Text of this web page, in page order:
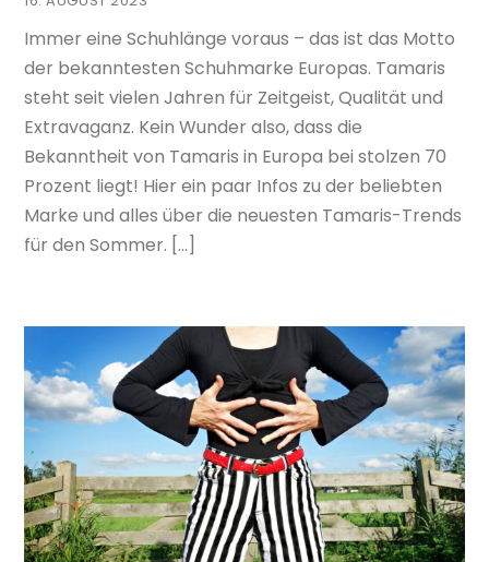
Immer eine Schuhlänge voraus – das ist das Motto
der bekanntesten Schuhmarke Europas. Tamaris
steht seit vielen Jahren für Zeitgeist, Qualität und
Extravaganz. Kein Wunder also, dass die
Bekanntheit von Tamaris in Europa bei stolzen 70
Prozent liegt! Hier ein paar Infos zu der beliebten
Marke und alles über die neuesten Tamaris-Trends
für den Sommer. […]